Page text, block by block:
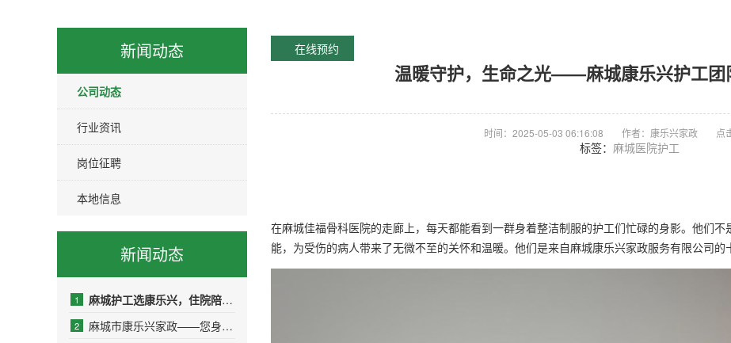
新闻动态
公司动态
行业资讯
岗位征聘
本地信息
新闻动态
1 麻城护工选康乐兴，住院陪护少操心
2 麻城市康乐兴家政——您身边的品质生活管家
在线预约
温暖守护，生命之光——麻城康乐兴护工团
时间：2025-05-03 06:16:08 作者：康乐兴家政 点
标签： 麻城医院护工
在麻城佳福骨科医院的走廊上，每天都能看到一群身着整洁制服的护工们忙碌的身影。他们
能，为受伤的病人带来了无微不至的关怀和温暖。他们是来自麻城康乐兴家政服务有限公司的